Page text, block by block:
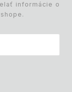
informácie o